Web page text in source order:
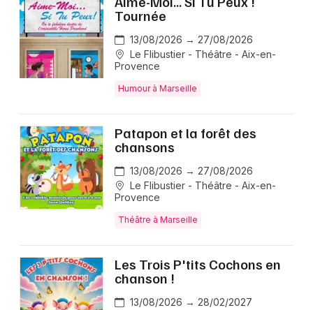
Tournée
13/08/2026 → 27/08/2026
Le Flibustier - Théâtre - Aix-en-
Provence
Humour à Marseille
Patapon et la forêt des
chansons
13/08/2026 → 27/08/2026
Le Flibustier - Théâtre - Aix-en-
Provence
Théâtre à Marseille
Les Trois P'tits Cochons en
chanson !
13/08/2026 → 28/02/2027